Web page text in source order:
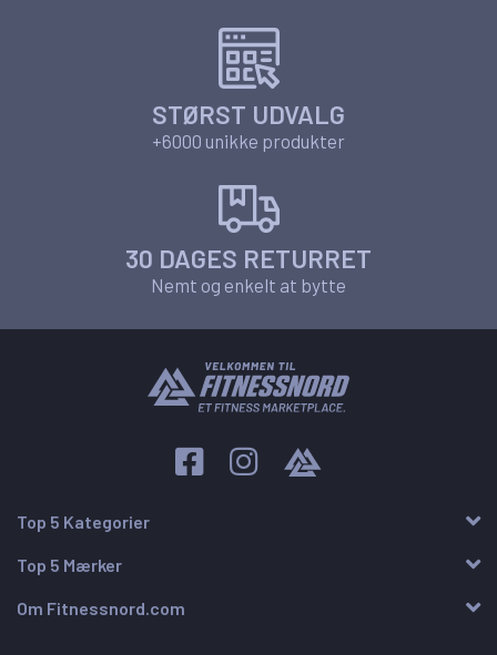
STØRST UDVALG
+6000 unikke produkter
30 DAGES RETURRET
Nemt og enkelt at bytte
Top 5 Kategorier
Top 5 Mærker
Om Fitnessnord.com